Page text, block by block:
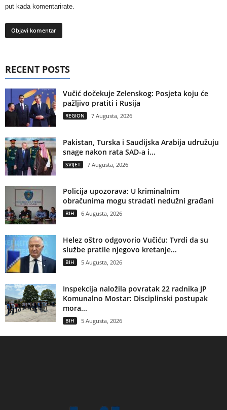
put kada komentarirate.
RECENT POSTS
Vučić dočekuje Zelenskog: Posjeta koju će
pažljivo pratiti i Rusija
REGION 7 Augusta, 2026
Pakistan, Turska i Saudijska Arabija udružuju
snage nakon rata SAD-a i...
SVIJET 7 Augusta, 2026
Policija upozorava: U kriminalnim
obračunima mogu stradati nedužni građani
BIH 6 Augusta, 2026
Helez oštro odgovorio Vučiću: Tvrdi da su
službe pratile njegovo kretanje...
BIH 5 Augusta, 2026
Inspekcija naložila povratak 22 radnika JP
Komunalno Mostar: Disciplinski postupak
mora...
BIH 5 Augusta, 2026